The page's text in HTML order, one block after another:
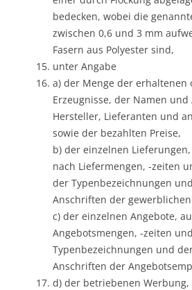
bedecken, wobei die
zwischen 0,6 und 3 mm
Fasern aus Polyester sind,
unter Angabe
a) der Menge der erhaltenen
Erzeugnisse, der Namen
Hersteller, Lieferanten und
sowie der bezahlten Preise,
b) der einzelnen
nach Liefermengen, -zeiten
der Typenbezeichnungen
Anschriften der
c) der einzelnen Angebote,
Angebotsmengen, -zeiten
Typenbezeichnungen und
Anschriften der
d) der betriebenen